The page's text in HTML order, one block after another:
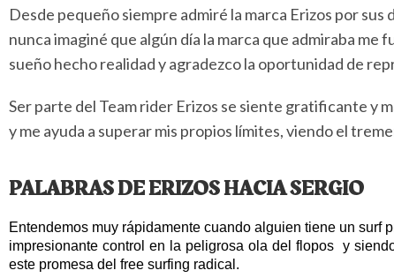
Desde pequeño siempre admiré la marca Erizos por
nunca imaginé que algún día la marca que admiraba me
sueño hecho realidad y agradezco la oportunidad de
Ser parte del Team rider Erizos se siente gratificante y
y me ayuda a superar mis propios límites, viendo el
PALABRAS DE ERIZOS HACIA SERGIO
Entendemos muy rápidamente cuando alguien tiene un surf
impresionante control en la peligrosa ola del flopos  y
este promesa del free surfing radical.